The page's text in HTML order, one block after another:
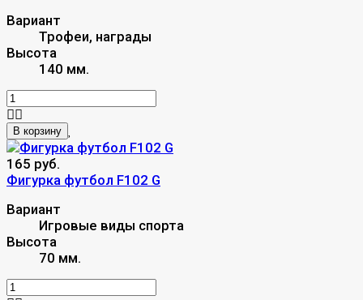
Вариант
Трофеи, награды
Высота
140 мм.
В корзину
165 руб.
Фигурка футбол F102 G
Вариант
Игровые виды спорта
Высота
70 мм.